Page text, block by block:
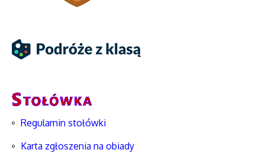
Regulamin stołówki
Karta zgłoszenia na obiady